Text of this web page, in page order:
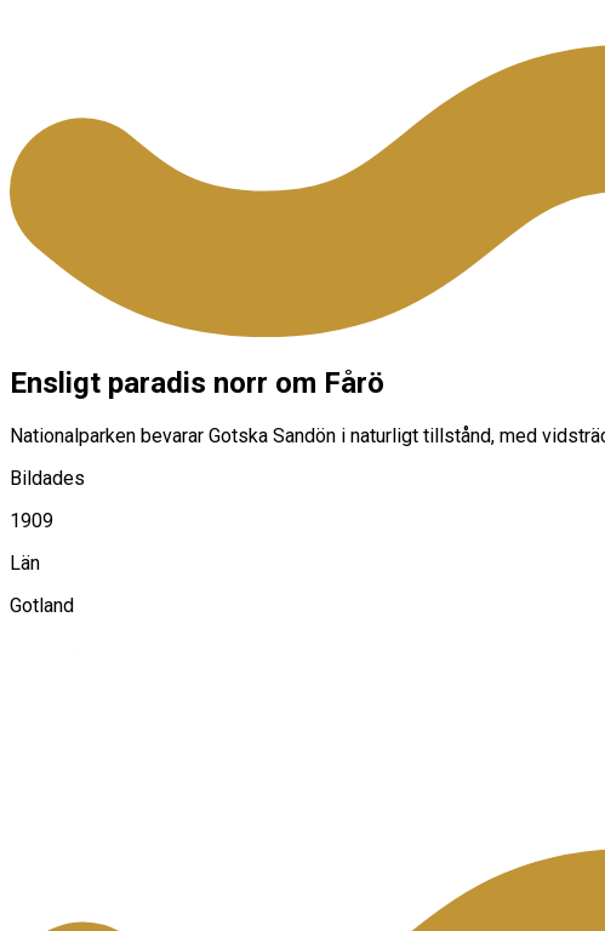
Ensligt paradis norr om Fårö
Nationalparken bevarar Gotska Sandön i naturligt tillstånd, med
Bildades
1909
Län
Gotland